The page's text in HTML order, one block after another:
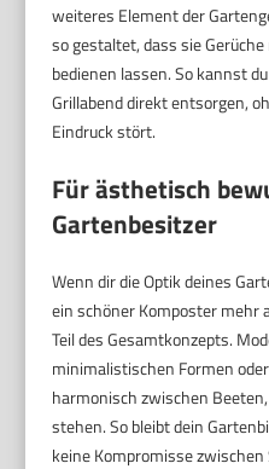
weiteres Element der
so gestaltet, dass sie
bedienen lassen. So kannst
Grillabend direkt entsorgen,
Eindruck stört.
Für ästhetisch
Gartenbesitzer
Wenn dir die Optik deines
ein schöner Komposter mehr
Teil des Gesamtkonzepts.
minimalistischen Formen
harmonisch zwischen
stehen. So bleibt dein
keine Kompromisse